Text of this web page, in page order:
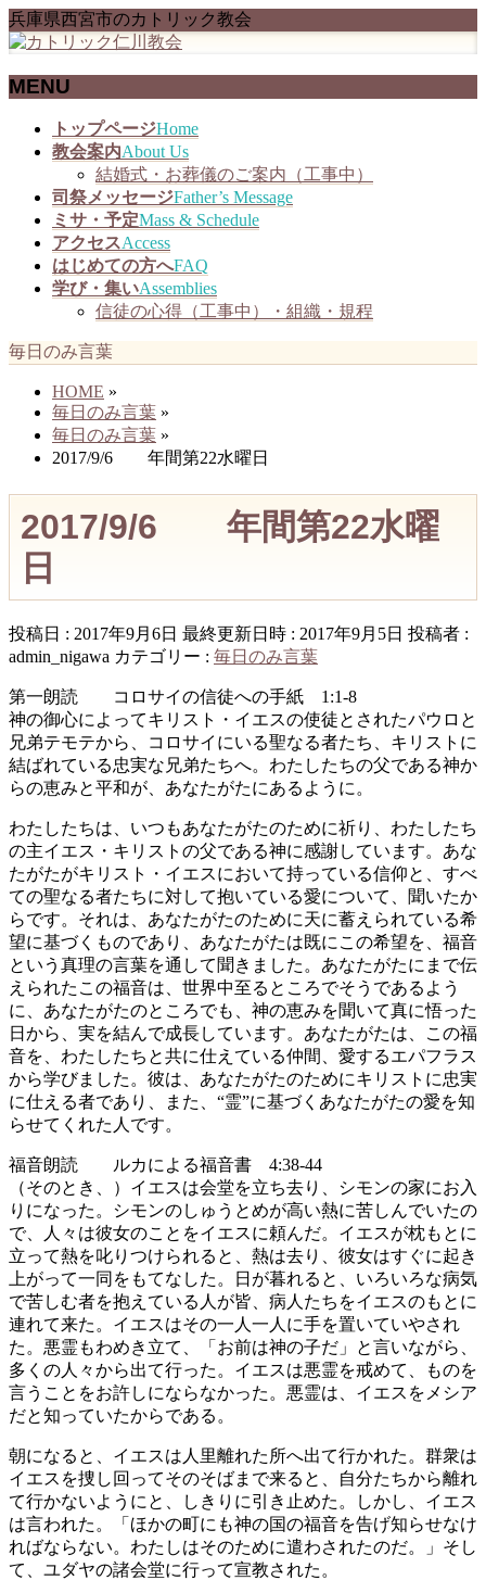
兵庫県西宮市のカトリック教会
MENU
トップページHome
教会案内About Us
結婚式・お葬儀のご案内（工事中）
司祭メッセージFather’s Message
ミサ・予定Mass & Schedule
アクセスAccess
はじめての方へFAQ
学び・集いAssemblies
信徒の心得（工事中）・組織・規程
毎日のみ言葉
HOME »
毎日のみ言葉 »
毎日のみ言葉 »
2017/9/6 年間第22水曜日
2017/9/6 年間第22水曜
日
投稿日 : 2017年9月6日 最終更新日時 : 2017年9月5日 投稿者 :
admin_nigawa カテゴリー : 毎日のみ言葉
第一朗読 コロサイの信徒への手紙 1:1-8
神の御心によってキリスト・イエスの使徒とされたパウロと
兄弟テモテから、コロサイにいる聖なる者たち、キリストに
結ばれている忠実な兄弟たちへ。わたしたちの父である神か
らの恵みと平和が、あなたがたにあるように。
わたしたちは、いつもあなたがたのために祈り、わたしたち
の主イエス・キリストの父である神に感謝しています。あな
たがたがキリスト・イエスにおいて持っている信仰と、すべ
ての聖なる者たちに対して抱いている愛について、聞いたか
らです。それは、あなたがたのために天に蓄えられている希
望に基づくものであり、あなたがたは既にこの希望を、福音
という真理の言葉を通して聞きました。あなたがたにまで伝
えられたこの福音は、世界中至るところでそうであるよう
に、あなたがたのところでも、神の恵みを聞いて真に悟った
日から、実を結んで成長しています。あなたがたは、この福
音を、わたしたちと共に仕えている仲間、愛するエパフラス
から学びました。彼は、あなたがたのためにキリストに忠実
に仕える者であり、また、“霊”に基づくあなたがたの愛を知
らせてくれた人です。
福音朗読 ルカによる福音書 4:38-44
（そのとき、）イエスは会堂を立ち去り、シモンの家にお入
りになった。シモンのしゅうとめが高い熱に苦しんでいたの
で、人々は彼女のことをイエスに頼んだ。イエスが枕もとに
立って熱を叱りつけられると、熱は去り、彼女はすぐに起き
上がって一同をもてなした。日が暮れると、いろいろな病気
で苦しむ者を抱えている人が皆、病人たちをイエスのもとに
連れて来た。イエスはその一人一人に手を置いていやされ
た。悪霊もわめき立て、「お前は神の子だ」と言いながら、
多くの人々から出て行った。イエスは悪霊を戒めて、ものを
言うことをお許しにならなかった。悪霊は、イエスをメシア
だと知っていたからである。
朝になると、イエスは人里離れた所へ出て行かれた。群衆は
イエスを捜し回ってそのそばまで来ると、自分たちから離れ
て行かないようにと、しきりに引き止めた。しかし、イエス
は言われた。「ほかの町にも神の国の福音を告げ知らせなけ
ればならない。わたしはそのために遣わされたのだ。」そし
て、ユダヤの諸会堂に行って宣教された。